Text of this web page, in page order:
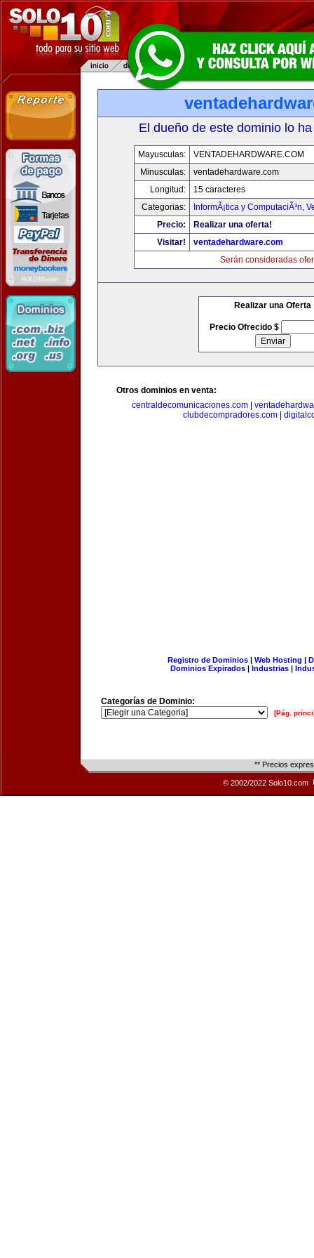
El dueño de este dominio lo
Mayusculas:
VENTADEHARDWARE.COM
Minusculas:
ventadehardware.com
Longitud:
15 caracteres
Categorias:
InformÃ¡tica y ComputaciÃ³n,
Precio:
Realizar una oferta!
Visitar!
ventadehardware.com
Serán consideradas
Realizar una Oferta
Precio Ofrecido $
Otros dominios en venta:
centraldecomunicaciones.com
clubdecompradores.com
Registro de Dominios| Web Hosting |
Dominios Expirados | Industrias |
Categorías de Dominio:
[Pág.
** Precios
© 2002/2022 Solo10.com